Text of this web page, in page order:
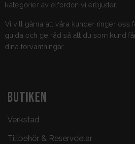
kategorier av elfordon vi erbjuder.
Vi vill gärna att våra kunder ringer oss
guida och ge råd så att du som kund
dina förväntningar.
BUTIKEN
Verkstad
Tillbehör & Reservdelar